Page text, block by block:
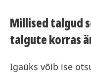
Millised talgud
talgute korras
Igaüks võib ise